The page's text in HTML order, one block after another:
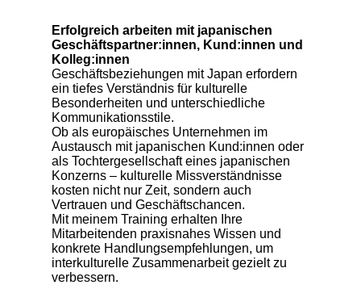
Erfolgreich arbeiten mit japanischen
Geschäftspartner:innen, Kund:innen und
Kolleg:innen
Geschäftsbeziehungen mit Japan erfordern
ein tiefes Verständnis für kulturelle
Besonderheiten und unterschiedliche
Kommunikationsstile.
Ob als europäisches Unternehmen im
Austausch mit japanischen Kund:innen oder
als Tochtergesellschaft eines japanischen
Konzerns – kulturelle Missverständnisse
kosten nicht nur Zeit, sondern auch
Vertrauen und Geschäftschancen.
Mit meinem Training erhalten Ihre
Mitarbeitenden praxisnahes Wissen und
konkrete Handlungsempfehlungen, um
interkulturelle Zusammenarbeit gezielt zu
verbessern.